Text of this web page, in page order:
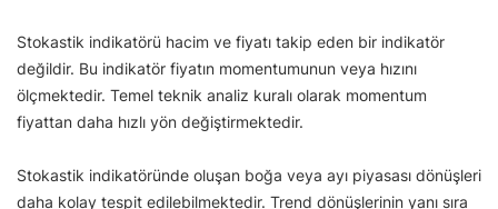
Stokastik indikatörü hacim ve fiyatı takip eden bir indikatör
değildir. Bu indikatör fiyatın momentumunun veya hızını
ölçmektedir. Temel teknik analiz kuralı olarak momentum
fiyattan daha hızlı yön değiştirmektedir.
Stokastik indikatöründe oluşan boğa veya ayı piyasası dönüşleri
daha kolay tespit edilebilmektedir. Trend dönüşlerinin yanı sıra